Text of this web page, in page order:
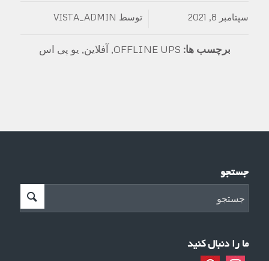
سپتامبر 8, 2021 / توسط VISTA_ADMIN
برچسب ها: OFFLINE UPS
, آفلاین, یو پی اس
جستجو
ما را دنبال کنید